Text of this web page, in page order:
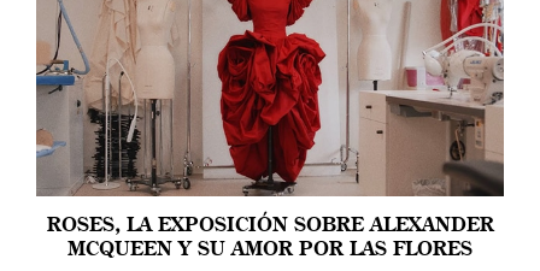
ROSES, LA EXPOSICIÓN SOBRE ALEXANDER
MCQUEEN Y SU AMOR POR LAS FLORES